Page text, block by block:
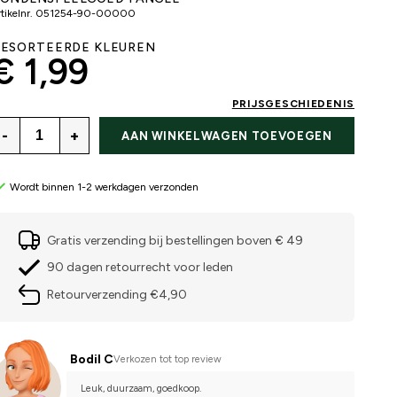
051254-90-00000
KLEUREN
1,99
PRIJSGESCHIEDENIS
- + AAN WINKELWAGEN TOEVOEGEN
Wordt binnen 1-2 werkdagen verzonden
Gratis verzending bij bestellingen boven € 49
90 dagen retourrecht voor leden
Retourverzending €4,90
Bodil CVerkozen tot top review
Leuk, duurzaam, goedkoop.